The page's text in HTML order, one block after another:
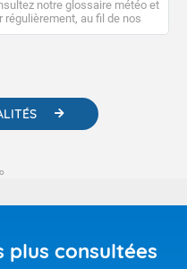
notre glossaire météo et
au fil de nos
des liens utiles vers nos
plus consultées